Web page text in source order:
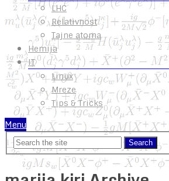
LHC
Relativnost
Tajne atoma
Hemija
IT
Linux
Mreze
Tips & Tricks
Menu